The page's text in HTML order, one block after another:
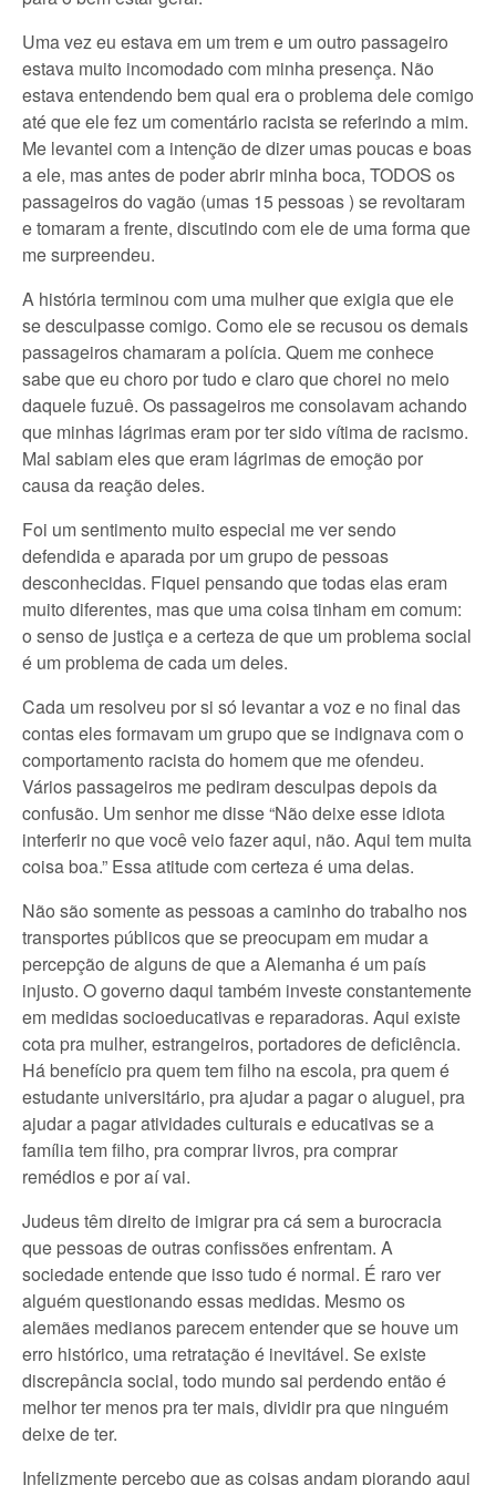
Uma vez eu estava em um trem e um outro passageiro
estava muito incomodado com minha presença. Não
estava entendendo bem qual era o problema dele comigo
até que ele fez um comentário racista se referindo a mim.
Me levantei com a intenção de dizer umas poucas e boas
a ele, mas antes de poder abrir minha boca, TODOS os
passageiros do vagão (umas 15 pessoas ) se revoltaram
e tomaram a frente, discutindo com ele de uma forma que
me surpreendeu.
A história terminou com uma mulher que exigia que ele
se desculpasse comigo. Como ele se recusou os demais
passageiros chamaram a polícia. Quem me conhece
sabe que eu choro por tudo e claro que chorei no meio
daquele fuzuê. Os passageiros me consolavam achando
que minhas lágrimas eram por ter sido vítima de racismo.
Mal sabiam eles que eram lágrimas de emoção por
causa da reação deles.
Foi um sentimento muito especial me ver sendo
defendida e aparada por um grupo de pessoas
desconhecidas. Fiquei pensando que todas elas eram
muito diferentes, mas que uma coisa tinham em comum:
o senso de justiça e a certeza de que um problema social
é um problema de cada um deles.
Cada um resolveu por si só levantar a voz e no final das
contas eles formavam um grupo que se indignava com o
comportamento racista do homem que me ofendeu.
Vários passageiros me pediram desculpas depois da
confusão. Um senhor me disse “Não deixe esse idiota
interferir no que você veio fazer aqui, não. Aqui tem muita
coisa boa.” Essa atitude com certeza é uma delas.
Não são somente as pessoas a caminho do trabalho nos
transportes públicos que se preocupam em mudar a
percepção de alguns de que a Alemanha é um país
injusto. O governo daqui também investe constantemente
em medidas socioeducativas e reparadoras. Aqui existe
cota pra mulher, estrangeiros, portadores de deficiência.
Há benefício pra quem tem filho na escola, pra quem é
estudante universitário, pra ajudar a pagar o aluguel, pra
ajudar a pagar atividades culturais e educativas se a
família tem filho, pra comprar livros, pra comprar
remédios e por aí vai.
Judeus têm direito de imigrar pra cá sem a burocracia
que pessoas de outras confissões enfrentam. A
sociedade entende que isso tudo é normal. É raro ver
alguém questionando essas medidas. Mesmo os
alemães medianos parecem entender que se houve um
erro histórico, uma retratação é inevitável. Se existe
discrepância social, todo mundo sai perdendo então é
melhor ter menos pra ter mais, dividir pra que ninguém
deixe de ter.
Infelizmente percebo que as coisas andam piorando aqui